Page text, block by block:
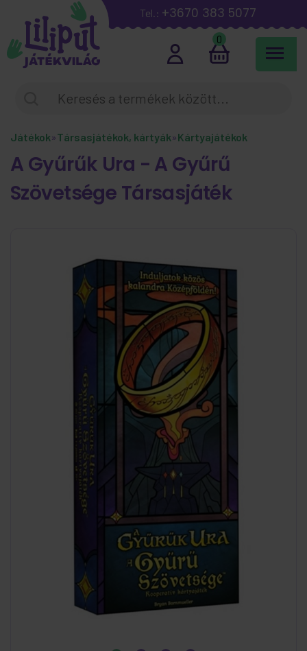
Tel.: +3670 383 5077
0
Játékok»Társasjátékok, kártyák»Kártyajátékok
A Gyűrűk Ura - A Gyűrű
Szövetsége Társasjáték